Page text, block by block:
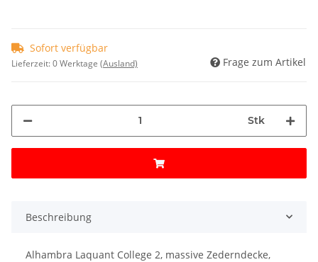
Sofort verfügbar
Lieferzeit:0 Werktage (Ausland) Frage zum Artikel
Stk
Beschreibung
Alhambra Laquant College 2, massive Zederndecke,